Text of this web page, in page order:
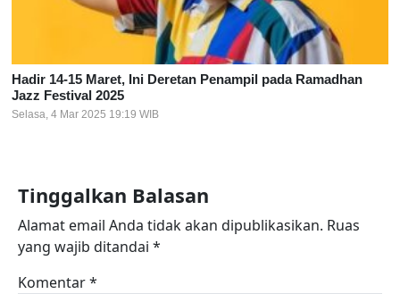
Hadir 14-15 Maret, Ini Deretan Penampil pada Ramadhan
Jazz Festival 2025
Selasa, 4 Mar 2025 19:19 WIB
Tinggalkan Balasan
Alamat email Anda tidak akan dipublikasikan. Ruas
yang wajib ditandai *
Komentar*